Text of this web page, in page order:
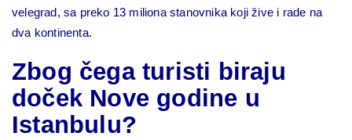
velegrad, sa preko 13 miliona stanovnika koji žive i rade na
dva kontinenta.
Zbog čega turisti biraju
doček Nove godine u
Istanbulu?